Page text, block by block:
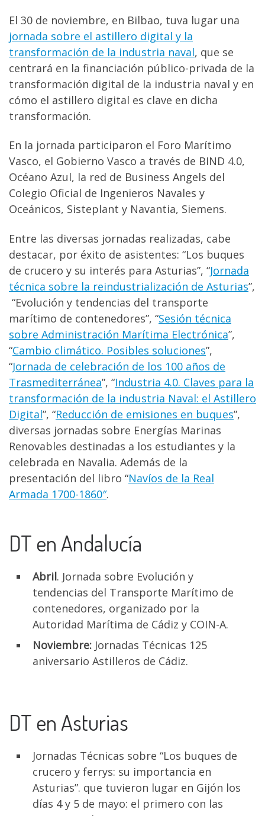
El 30 de noviembre, en Bilbao, tuva lugar una
jornada sobre el astillero digital y la
transformación de la industria naval, que se
centrará en la financiación público-privada de la
transformación digital de la industria naval y en
cómo el astillero digital es clave en dicha
transformación.
En la jornada participaron el Foro Marítimo
Vasco, el Gobierno Vasco a través de BIND 4.0,
Océano Azul, la red de Business Angels del
Colegio Oficial de Ingenieros Navales y
Oceánicos, Sisteplant y Navantia, Siemens.
Entre las diversas jornadas realizadas, cabe
destacar, por éxito de asistentes: “Los buques
de crucero y su interés para Asturias”, “Jornada
técnica sobre la reindustrialización de Asturias”,
“Evolución y tendencias del transporte
marítimo de contenedores”, “Sesión técnica
sobre Administración Marítima Electrónica”,
“Cambio climático. Posibles soluciones”,
“Jornada de celebración de los 100 años de
Trasmediterránea”, “Industria 4.0. Claves para la
transformación de la industria Naval: el Astillero
Digital”, “Reducción de emisiones en buques”,
diversas jornadas sobre Energías Marinas
Renovables destinadas a los estudiantes y la
celebrada en Navalia. Además de la
presentación del libro “Navíos de la Real
Armada 1700-1860″.
DT en Andalucía
Abril. Jornada sobre Evolución y
tendencias del Transporte Marítimo de
contenedores, organizado por la
Autoridad Marítima de Cádiz y COIN-A.
Noviembre: Jornadas Técnicas 125
aniversario Astilleros de Cádiz.
DT en Asturias
Jornadas Técnicas sobre “Los buques de
crucero y ferrys: su importancia en
Asturias”. que tuvieron lugar en Gijón los
días 4 y 5 de mayo: el primero con las